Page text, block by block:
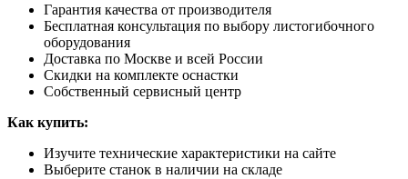
Гарантия качества от производителя
Бесплатная консультация по выбору листогибочного
оборудования
Доставка по Москве и всей России
Скидки на комплекте оснастки
Собственный сервисный центр
Как купить:
Изучите технические характеристики на сайте
Выберите станок в наличии на складе